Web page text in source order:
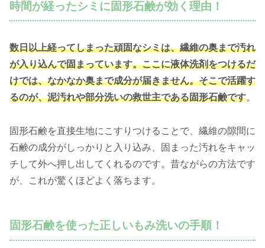
時間が経ったシミに固形石鹸が効く理由！
数日以上経ってしまった頑固なシミは、繊維の奥まで汚れ
が入り込んで固まっています。ここに液体洗剤をつけるだ
けでは、なかなか奥まで成分が届きません。そこで活躍す
るのが、泥汚れや部分洗いの救世主である固形石鹸です。
固形石鹸を直接生地にこすりつけることで、繊維の隙間に
石鹸の成分がしっかりと入り込み、固まった汚れをキャッ
チして外へ押し出してくれるのです。昔ながらの方法です
が、これが驚くほどよく落ちます。
固形石鹸を使った正しいもみ洗いの手順！